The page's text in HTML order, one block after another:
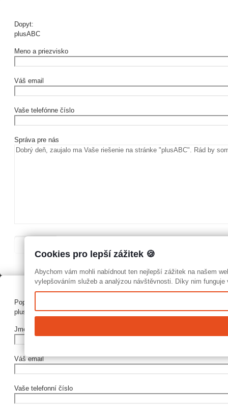
Dopyt:
plusABC
Meno a priezvisko
Váš email
Vaše telefónne číslo
Správa pre nás
Poptávka:
plusABC
Jméno a příjmení
Váš email
Vaše telefonní číslo
Cookies pro lepší zážitek 🍪
Abychom vám mohli nabídnout ten nejlepší zážitek na našem
vylepšováním služeb a analýzou návštěvnosti. Díky nim